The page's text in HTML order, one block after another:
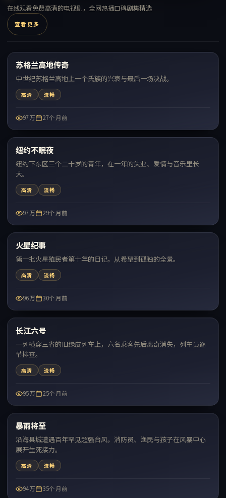
在线观看免费高清的电视剧，全网热播口碑剧集精选
查看更多
热门
苏格兰高地传奇
中世纪苏格兰高地上一个氏族的兴衰与最后一场决战。
高清 流畅
97万 27个月前
热门
纽约不眠夜
纽约下东区三个二十岁的青年，在一年的失业、爱情与音乐里长
大。
高清 流畅
97万 29个月前
热门
火星纪事
第一批火星殖民者第十年的日记，从希望到孤独的全景。
高清 流畅
96万 30个月前
热门
长江六号
一列横穿三省的旧绿皮列车上，六名乘客先后离奇消失，列车员逐
节排查。
高清 流畅
95万 25个月前
热门
暴雨将至
沿海县城遭遇百年罕见超强台风，消防员、渔民与孩子在风暴中心
展开生死接力。
高清 流畅
94万 35个月前